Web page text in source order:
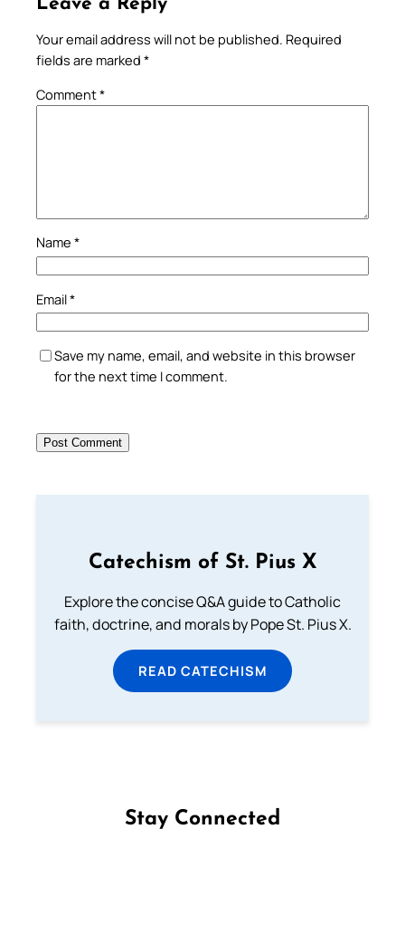
Leave a Reply
Your email address will not be published. Required
fields are marked *
Comment*
Name *
Email*
Save my name, email, and website in this browser
for the next time I comment.
Catechism of St. Pius X
Explore the concise Q&A guide to Catholic
faith, doctrine, and morals by Pope St. Pius X.
READ CATECHISM
Stay Connected